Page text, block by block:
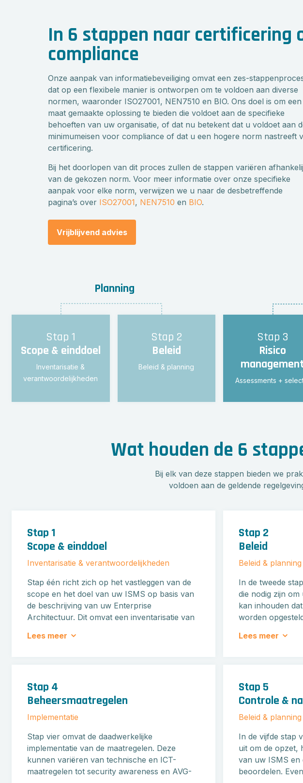
projectorganisatie op, richten we het
takenpakket in en maken we gebruik van
standaard projectdashboards zodat de
Zo’n project is per definitie een
verandertraject; de vijf succesfactoren uit het
model voor verandermanagement van Knoster
zijn geborgd indeze aanpak.
Meer informatie
In 6 stappen naar certificering
compliance
Onze aanpak van informatiebeveiliging omvat een zes-
dat op een flexibele manier is ontworpen om te voldoen aan diverse
normen, waaronder ISO27001, NEN7510 en BIO. Ons doel is om
maat gemaakte oplossing te bieden die voldoet aan de specifieke
behoeften van uw organisatie, of dat nu betekent dat u voldoet aan
minimumeisen voor compliance of dat u een hogere norm nastreeft
certificering.
Bij het doorlopen van dit proces zullen de stappen variëren
van de gekozen norm. Voor meer informatie over onze specifieke
aanpak voor elke norm, verwijzen we u naar de desbetreffende
pagina’s over ISO27001, NEN7510 en BIO.
Vrijblijvend advies
Stap 1
Scope & einddoel
Inventarisatie &
verantwoordelijkheden
Stap 2
Beleid
Beleid & planning
Stap 3
Risico
Assessments +
Wat houden de 6
Bij elk van deze stappen bieden we
voldoen aan de geldende
Stap 1
Scope & einddoel
Inventarisatie & verantwoordelijkheden
Stap één richt zich op het vastleggen van de
scope en het doel van uw ISMS op basis van
de beschrijving van uw Enterprise
Architectuur. Dit omvat een inventarisatie van
bedrijfsmiddelen, het governance model,
Lees meer
Stap 2
Beleid
Beleid & planning
In de tweede
die nodig zijn
kan inhouden
worden
Lees meer
Stap 4
Beheersmaatregelen
Implementatie
Stap vier omvat de daadwerkelijke
implementatie van de maatregelen. Deze
kunnen variëren van technische en ICT-
maatregelen tot security awareness en AVG-
Stap 5
Controle &
Beleid & planning
In de vijfde stap
uit om de opzet,
van uw ISMS en
beoordelen.